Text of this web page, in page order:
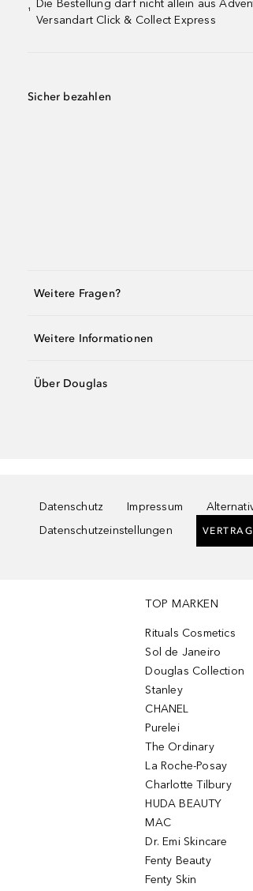
¹
Die Bestellung darf nicht allein aus
Versandart Click & Collect Express
Sicher bezahlen
Weitere Fragen?
Weitere Informationen
Über Douglas
Datenschutz Impressum
Datenschutzeinstellungen
TOP MARKEN
Rituals Cosmetics
Sol de Janeiro
Douglas Collection
Stanley
CHANEL
Purelei
The Ordinary
La Roche-Posay
Charlotte Tilbury
HUDA BEAUTY
MAC
Dr. Emi Skincare
Fenty Beauty
Fenty Skin